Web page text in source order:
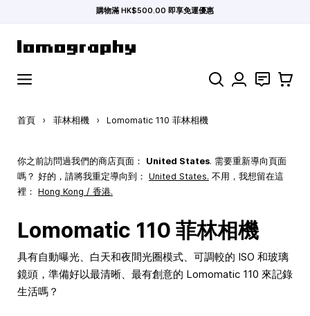
購物滿 HK$500.00 即享免運優惠
搜索 聯絡 購物車
首頁 › 菲林相機 › Lomomatic 110 菲林相機
你之前訪問過我們的商店頁面： United States. 需要重新導向頁面
嗎？ 好的，請將我重定導向到： United States. 不用，我想留在這
裡： Hong Kong / 香港.
Lomomatic 110 菲林相機
具有自動曝光、白天和夜間光圈模式、可調較的 ISO 和玻璃
鏡頭，準備好以最清晰、最有創意的 Lomomatic 110 來記錄
生活嗎？